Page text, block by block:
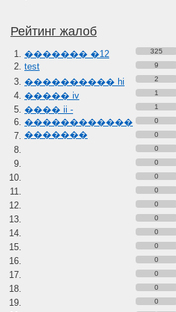
Рейтинг жалоб
������� �12 325
test 9
���������� hi 2
����� iv 1
���� ii -
������������
�������
1
0
0
0
0
0
0
0
0
0
0
0
0
0
0